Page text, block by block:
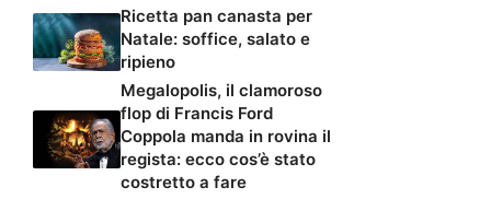
Ricetta pan canasta per
Natale: soffice, salato e
ripieno
Megalopolis, il clamoroso
flop di Francis Ford
Coppola manda in rovina il
regista: ecco cos’è stato
costretto a fare